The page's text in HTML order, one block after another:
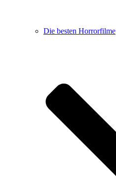
Die besten Horrorfilme